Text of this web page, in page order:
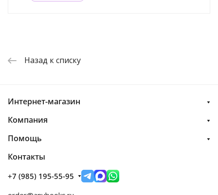
Назад к списку
Интернет-магазин
Компания
Помощь
Контакты
+7 (985) 195-55-95